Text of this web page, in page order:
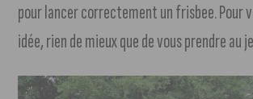
pour lancer correctement un frisbee. Pour
idée, rien de mieux que de vous prendre au